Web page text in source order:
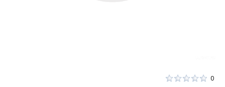
0